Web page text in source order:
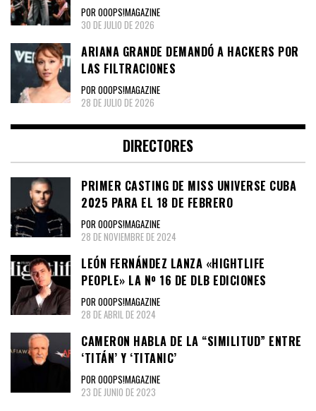
POR OOOPS!MAGAZINE
30 DE JULIO DE 2026
ARIANA GRANDE DEMANDÓ A HACKERS POR
LAS FILTRACIONES
POR OOOPS!MAGAZINE
28 DE JULIO DE 2026
DIRECTORES
PRIMER CASTING DE MISS UNIVERSE CUBA
2025 PARA EL 18 DE FEBRERO
POR OOOPS!MAGAZINE
28 DE NOVIEMBRE DE 2024
LEÓN FERNÁNDEZ LANZA «HIGHTLIFE
PEOPLE» LA Nº 16 DE DLB EDICIONES
POR OOOPS!MAGAZINE
28 DE ABRIL DE 2024
CAMERON HABLA DE LA “SIMILITUD” ENTRE
‘TITÁN’ Y ‘TITANIC’
POR OOOPS!MAGAZINE
23 DE JUNIO DE 2023